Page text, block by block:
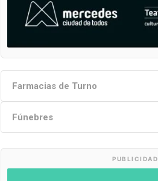
Farmacias de Turno
Fúnebres
PUBLICIDAD